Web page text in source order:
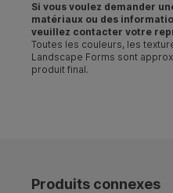
Si vous voulez demander
matériaux ou des
veuillez contacter votre
Toutes les couleurs, les
Landscape Forms sont
produit final.
Produits connexes